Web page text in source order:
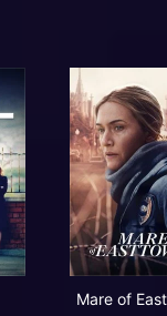
Mare of